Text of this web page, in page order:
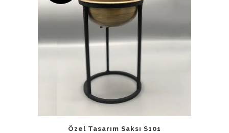
Özel Tasarım Saksı S101